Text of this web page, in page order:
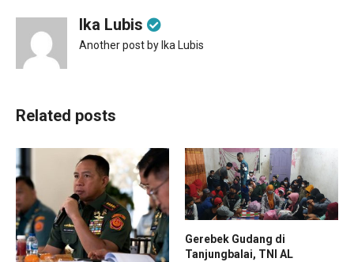
Ika Lubis
Another post by Ika Lubis
Related posts
Gerebek Gudang di
Tanjungbalai, TNI AL